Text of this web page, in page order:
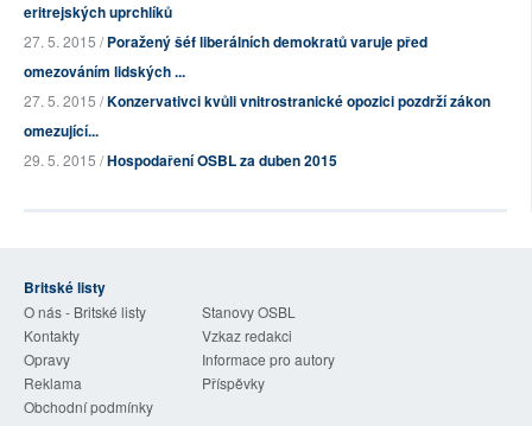
eritrejských uprchlíků
27. 5. 2015 /Poražený šéf liberálních demokratů varuje před
omezováním lidských ...
27. 5. 2015 /Konzervativci kvůli vnitrostranické opozici pozdrží zákon
omezující...
29. 5. 2015 /Hospodaření OSBL za duben 2015
Britské listy
O nás - Britské listy
Stanovy OSBL
Kontakty
Vzkaz redakci
Opravy
Informace pro autory
Reklama
Příspěvky
Obchodní podmínky